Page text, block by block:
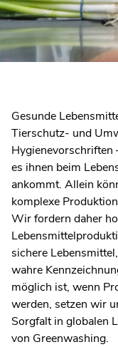
Gesunde
Tierschutz- und
Hygienevorschriften
es ihnen beim
ankommt. Allein
komplexe
Wir fordern daher
sichere
wahre
möglich ist, wenn
werden, setzen wir
Sorgfalt in globalen
von Greenwashing.